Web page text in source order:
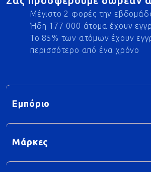
Μέγιστο 2 φορές την
Ήδη 177 000 άτομα έχουν
Το 85% των ατόμων έχουν
περισσότερο από ένα χρόνο
Εμπόριο
Μάρκες